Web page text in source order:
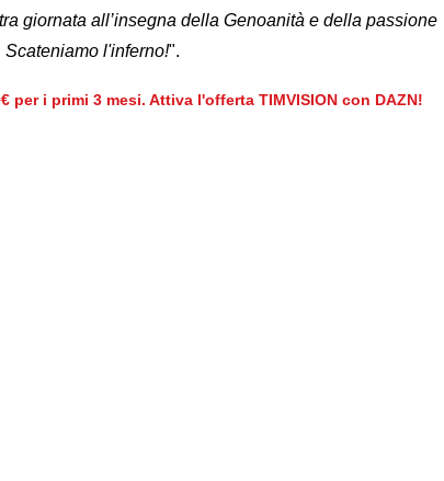
giornata all’insegna della Genoanità e della passione
l'inferno!".
per i primi 3 mesi. Attiva l'offerta TIMVISION con DAZN!